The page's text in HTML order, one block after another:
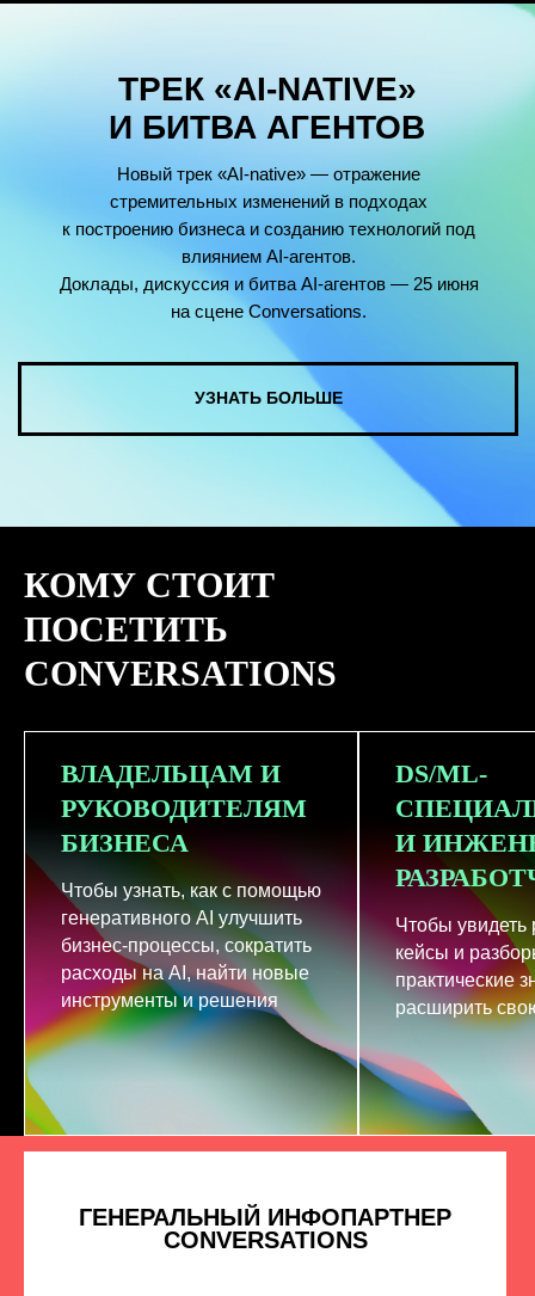
КОМУ СТОИТ
ПОСЕТИТЬ
CONVERSATIONS
ВЛАДЕЛЬЦАМ И
РУКОВОДИТЕЛЯМ
БИЗНЕСА
Чтобы узнать, как с помощью
генеративного AI улучшить
бизнес-процессы, сократить
расходы на AI, найти новые
инструменты и решения
DS/ML-
И
Чтобы увидеть
кейсы и
практические
расширить